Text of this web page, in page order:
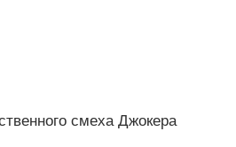
смеха Джокера